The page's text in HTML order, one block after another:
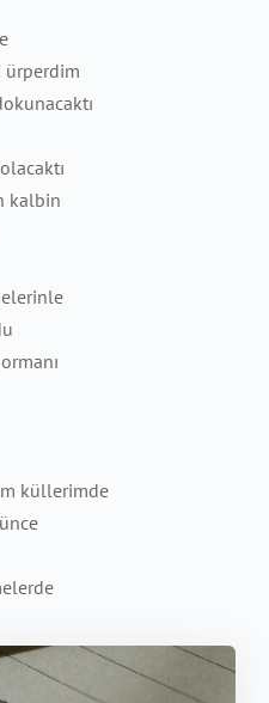
ürperdim
kalbin
küllerimde